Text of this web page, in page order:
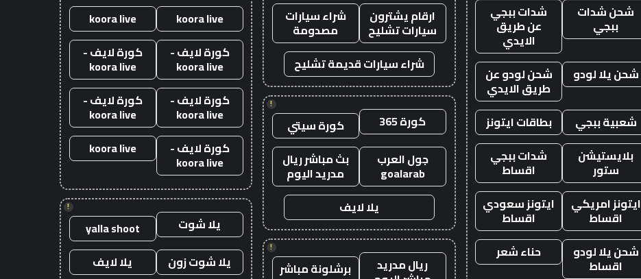
شحن شدات
ببجي
شدات ببجي
عن طريق
الايدي
شحن يلا لودو
شحن لودو عن
طريق الايدي
شعبية ببجي
بطاقات ايتونز
بلايستيشن
ستور
شدات ببجي
اقساط
ايتونز امريكي
اقساط
ايتونز سعودي
اقساط
شحن يلا لودو
اقساط
حناء شعر
ارقام يشترون
سيارات تشليح
شراء سيارات
مصدومة
شراء سيارات قديمة تشليح
!
كورة 365
كورة سيتي
جول العرب
goalarab
بث مباشر ريال
مدريد اليوم
يلا لايف
!
ريال مدريد برشلونة مباشر
koora live
koora live
كورة لايف -
koora live
كورة لايف -
koora live
كورة لايف -
koora live
كورة لايف -
koora live
كورة لايف -
koora live
koora live
!
يلا شوت
yalla shoot
يلا شوت زون
يلا لايف